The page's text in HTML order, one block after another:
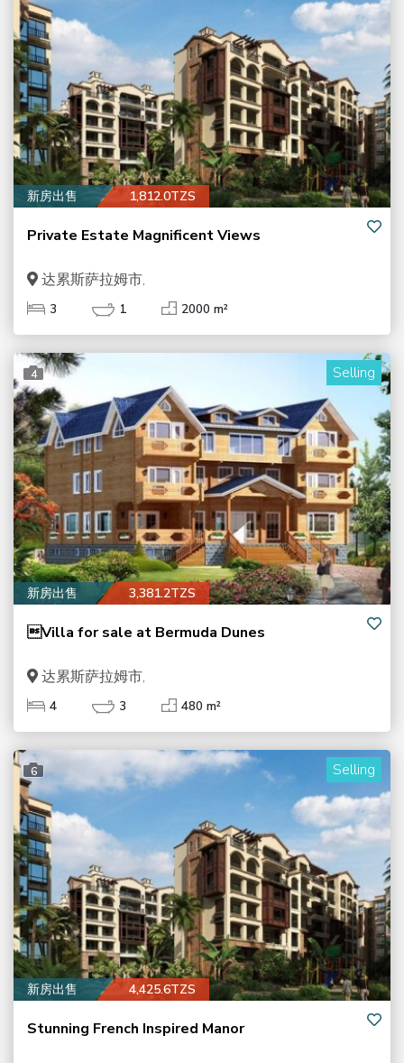
新房出售 1,812.0TZS
Private Estate Magnificent Views
达累斯萨拉姆市,
3 1 2000 m²
4 Selling
新房出售 3,381.2TZS
Villa for sale at Bermuda Dunes
达累斯萨拉姆市,
4 3 480 m²
6 Selling
新房出售 4,425.6TZS
Stunning French Inspired Manor